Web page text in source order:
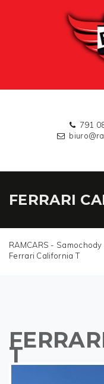
791
FERRARI
RAMCARS -
Ferrari California T
T